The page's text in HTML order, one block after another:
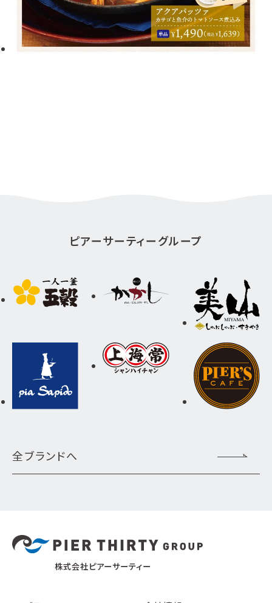
ピアーサーティーグループ
全ブランドへ
株式会社ピアーサーティー